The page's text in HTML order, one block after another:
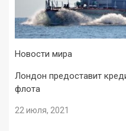
Новости мира
Лондон предоставит
флота
22 июля, 2021